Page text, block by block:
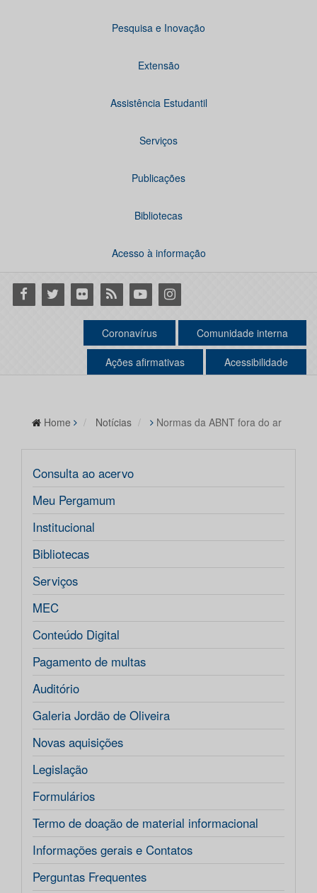
Pesquisa e Inovação
Extensão
Assistência Estudantil
Serviços
Publicações
Bibliotecas
Acesso à informação
Facebook
Twitter Flickr RSS YoutubeInstagram
Coronavírus Comunidade interna
Ações afirmativas Acessibilidade
Home Notícias Normas da ABNT fora do ar
Consulta ao acervo
Meu Pergamum
Institucional
Bibliotecas
Serviços
MEC
Conteúdo Digital
Pagamento de multas
Auditório
Galeria Jordão de Oliveira
Novas aquisições
Legislação
Formulários
Termo de doação de material informacional
Informações gerais e Contatos
Perguntas Frequentes